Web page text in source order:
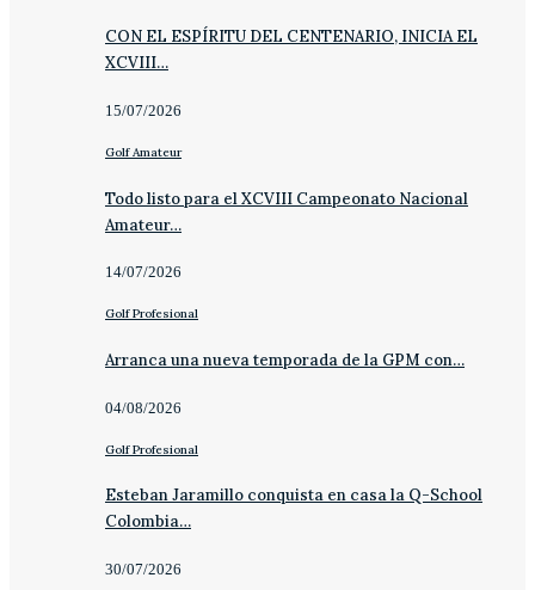
CON EL ESPÍRITU DEL CENTENARIO, INICIA EL
XCVIII…
15/07/2026
Golf Amateur
Todo listo para el XCVIII Campeonato Nacional
Amateur…
14/07/2026
Golf Profesional
Arranca una nueva temporada de la GPM con…
04/08/2026
Golf Profesional
Esteban Jaramillo conquista en casa la Q-School
Colombia…
30/07/2026